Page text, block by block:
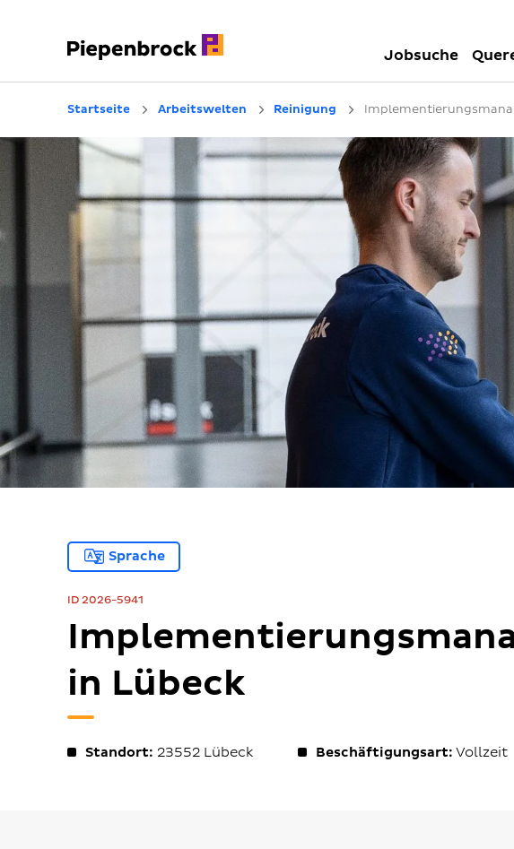
Jobsuche
Startseite Arbeitswelten Reinigung
Sprache
ID 2026-5941
in Lübeck
Standort: 23552 Lübeck Beschäftigungsart: Vollzeit